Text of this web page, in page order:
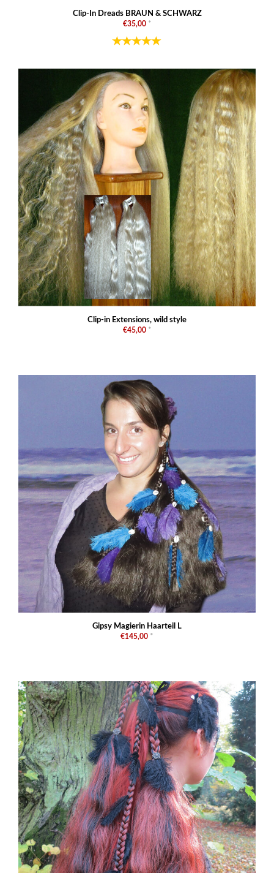
Clip-In Dreads BRAUN & SCHWARZ
€35,00 *
Clip-in Extensions, wild style
€45,00 *
Gipsy Magierin Haarteil L
€145,00 *